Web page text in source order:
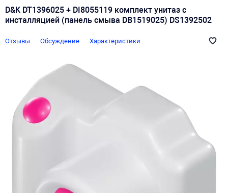
D&K DT1396025 + DI8055119 комплект унитаз с
инсталляцией (панель смыва DB1519025) DS1392502
Отзывы Обсуждение Характеристики